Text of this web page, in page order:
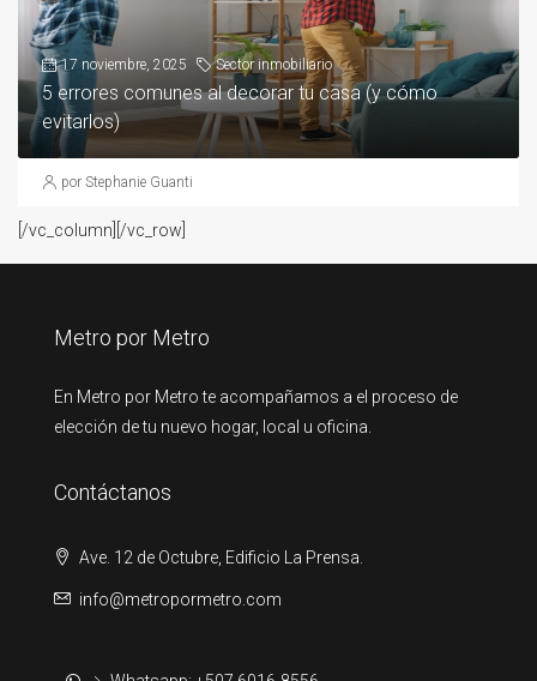
17 noviembre, 2025 Sector inmobiliario
5 errores comunes al decorar tu casa (y cómo
evitarlos)
por Stephanie Guanti
[/vc_column][/vc_row]
Metro por Metro
En Metro por Metro te acompañamos a el proceso de
elección de tu nuevo hogar, local u oficina.
Contáctanos
Ave. 12 de Octubre, Edificio La Prensa.
info@metropormetro.com